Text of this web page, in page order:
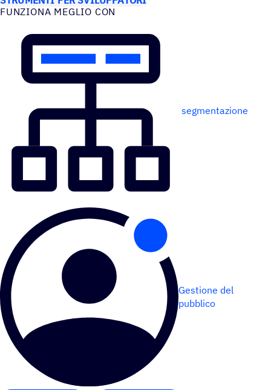
FUNZIONA MEGLIO CON
segmentazione
Gestione del
pubblico